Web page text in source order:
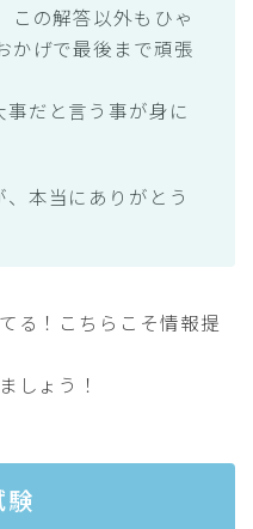
この解答以外もひゃ
かげで最後まで頑張
だと言う事が身に
本当にありがとう
る！こちらこそ情報提
しょう！
験